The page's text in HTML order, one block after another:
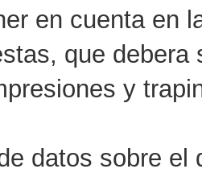
en cuenta en
que
y
datos sobre el